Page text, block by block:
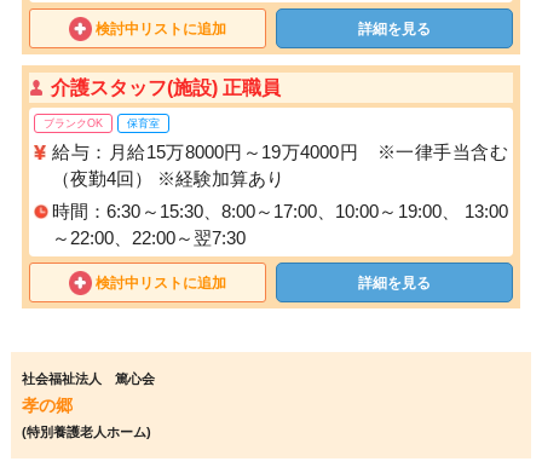
検討中リストに追加 詳細を見る
介護スタッフ(施設) 正職員
ブランクOK 保育室
給与：月給15万8000円～19万4000円 ※一律手当含む
（夜勤4回） ※経験加算あり
時間：6:30～15:30、8:00～17:00、10:00～19:00、 13:00
～22:00、22:00～翌7:30
検討中リストに追加 詳細を見る
社会福祉法人 篤心会
孝の郷
(特別養護老人ホーム)